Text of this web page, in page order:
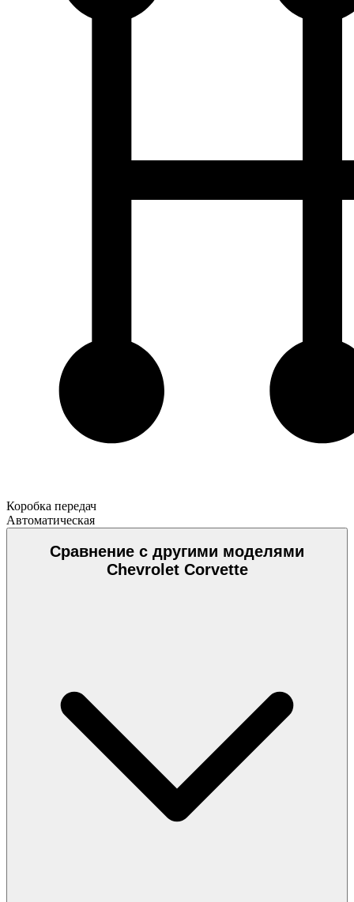
Коробка передач
Автоматическая
Сравнение с другими моделями
Chevrolet Corvette